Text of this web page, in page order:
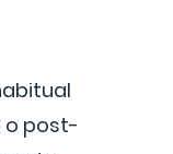
o post-